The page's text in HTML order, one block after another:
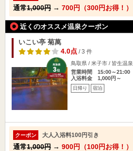
通常1,000円 → 700円（300円お得！）
近くのオススメ温泉クーポン
いこい亭 菊萬
4.0点/ 3 件
鳥取県 / 米子市 / 皆生温泉
営業時間 15:00～21:00
入浴料金 1,000円～
日帰り 宿泊
クーポン 大人入浴料100円引き
通常1,000円 → 900円（100円お得！）